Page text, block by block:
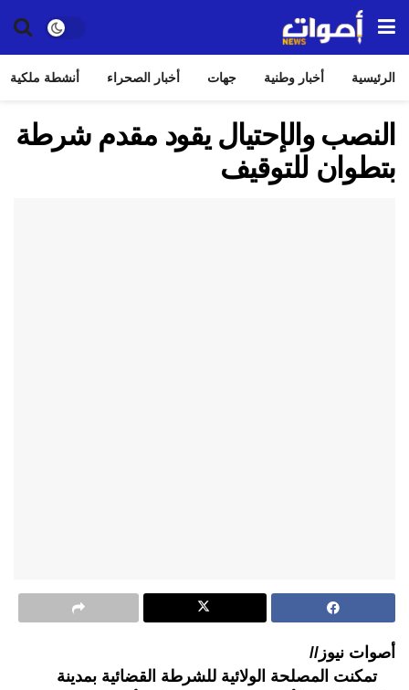
الرئيسية أخبار وطنية جهات أخبار الصحراء أنشطة ملكية
النصب والإحتيال يقود مقدم شرطة
بتطوان للتوقيف
أصوات نيوز//
تمكنت المصلحة الولائية للشرطة القضائية بمدينة